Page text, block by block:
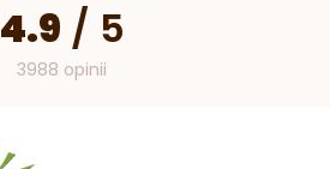
4.9 / 5
3988 opinii